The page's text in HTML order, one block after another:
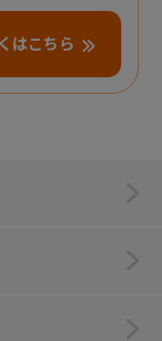
はこちら